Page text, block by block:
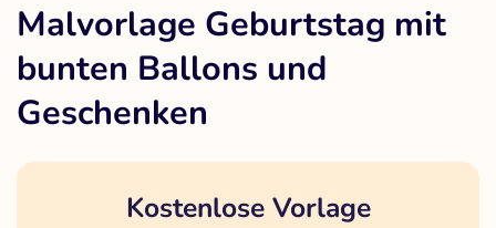
Malvorlage Geburtstag mit
bunten Ballons und
Geschenken
Kostenlose Vorlage